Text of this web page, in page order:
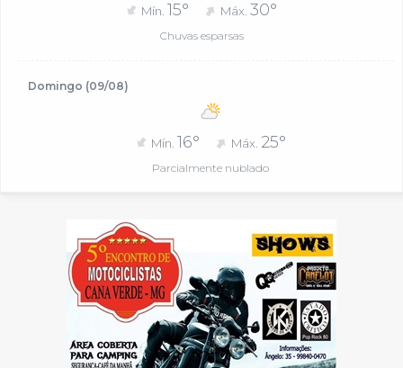
Mín. 15° Máx. 30°
Chuvas esparsas
Domingo (09/08)
Mín. 16° Máx. 25°
Parcialmente nublado